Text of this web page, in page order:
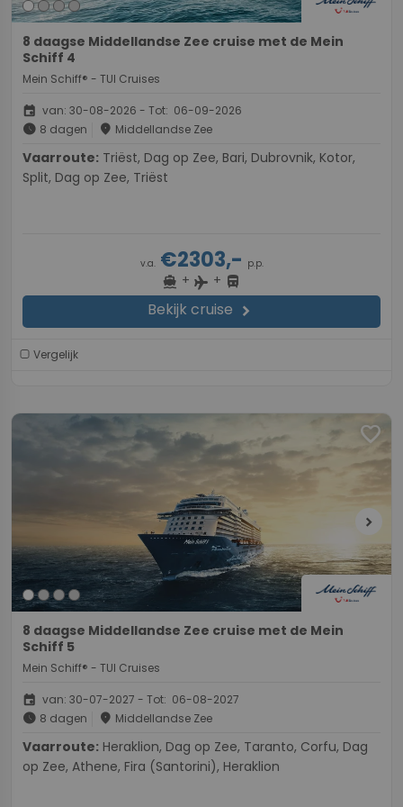
8 daagse Middellandse Zee cruise met de Mein
Schiff 4
Mein Schiff® - TUI Cruises
event van: 30-08-2026 - Tot: 06-09-2026
schedule 8 dagen place Middellandse Zee
Vaarroute:
Split, Dag op Zee, Triëst
v.a.€2303,- p.p.
directions_boat + flight + directions_bus
Bekijk cruise chevron_right
Vergelijk
favorite
chevron_right
8 daagse Middellandse Zee cruise met de Mein
Schiff 5
Mein Schiff® - TUI Cruises
event van: 30-07-2027 - Tot: 06-08-2027
schedule 8 dagen place Middellandse Zee
Vaarroute:
op Zee, Athene, Fira (Santorini), Heraklion